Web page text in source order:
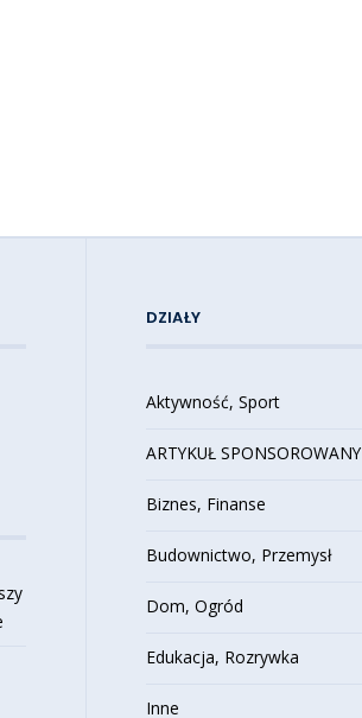
DZIAŁY
Aktywność, Sport
ARTYKUŁ SPONSOROWANY
Biznes, Finanse
Budownictwo, Przemysł
Dom, Ogród
Edukacja, Rozrywka
Inne